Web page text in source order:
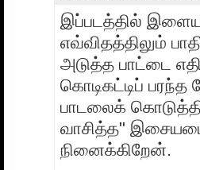
இப்படத்தில்
எவ்விதத்திலும்
அடுத்த பாட்டை
கொடிகட்டிப்
பாடலைக்
வாசித்த"
நினைக்கிறேன்.